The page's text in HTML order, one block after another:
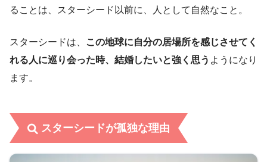
ることは、スターシード以前に、人として自然なこと。
スターシードは、
この地球に自分の居場所を感じさせてく
れる人に巡り会った時、結婚したいと強く思う ようになり
ます。
スターシードが孤独な理由